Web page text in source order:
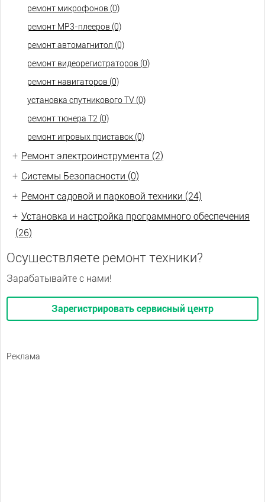
ремонт микрофонов (0)
ремонт МР3-плееров (0)
ремонт автомагнитол (0)
ремонт видеорегистраторов (0)
ремонт навигаторов (0)
установка спутникового TV (0)
ремонт тюнера Т2 (0)
ремонт игровых приставок (0)
+ Ремонт электроинструмента (2)
+ Системы Безопасности (0)
+ Ремонт садовой и парковой техники (24)
+ Установка и настройка программного обеспечения
(26)
Осуществляете ремонт техники?
Зарабатывайте с нами!
Зарегистрировать сервисный центр
Реклама